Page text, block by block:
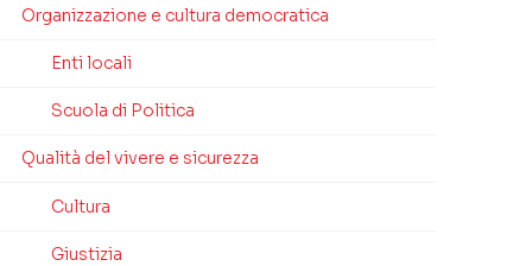
Organizzazione e cultura democratica
Enti locali
Scuola di Politica
Qualità del vivere e sicurezza
Cultura
Giustizia